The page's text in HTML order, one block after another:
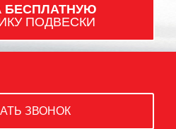
БЕСПЛАТНУЮ
ПОДВЕСКИ
ЗВОНОК